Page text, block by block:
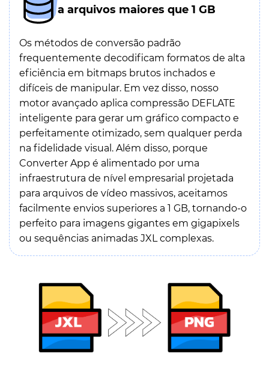
a arquivos maiores que 1 GB
Os métodos de conversão padrão
frequentemente decodificam formatos de alta
eficiência em bitmaps brutos inchados e
difíceis de manipular. Em vez disso, nosso
motor avançado aplica compressão DEFLATE
inteligente para gerar um gráfico compacto e
perfeitamente otimizado, sem qualquer perda
na fidelidade visual. Além disso, porque
Converter App é alimentado por uma
infraestrutura de nível empresarial projetada
para arquivos de vídeo massivos, aceitamos
facilmente envios superiores a 1 GB, tornando-o
perfeito para imagens gigantes em gigapixels
ou sequências animadas JXL complexas.